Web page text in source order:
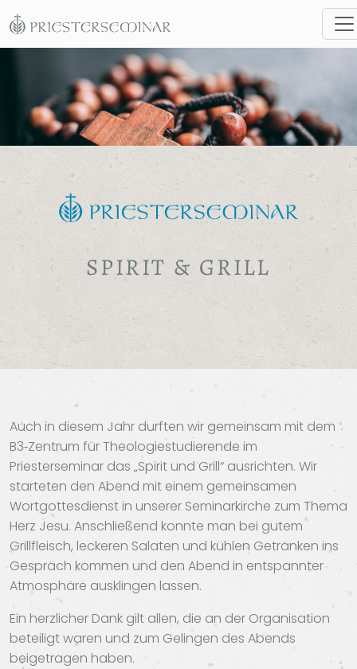
SPIRIT & GRILL
Auch in diesem Jahr durften wir gemeinsam mit dem
B3‑Zentrum für Theologiestudierende im
Priesterseminar das „Spirit und Grill“ ausrichten. Wir
starteten den Abend mit einem gemeinsamen
Wortgottesdienst in unserer Seminarkirche zum Thema
Herz Jesu. Anschließend konnte man bei gutem
Grillfleisch, leckeren Salaten und kühlen Getränken ins
Gespräch kommen und den Abend in entspannter
Atmosphäre ausklingen lassen.
Ein herzlicher Dank gilt allen, die an der Organisation
beteiligt waren und zum Gelingen des Abends
beigetragen haben.